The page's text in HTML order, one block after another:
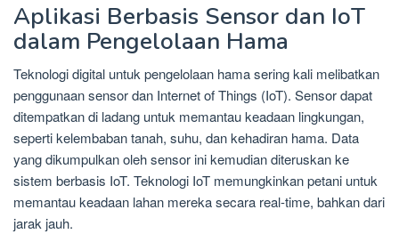
Aplikasi Berbasis Sensor dan IoT
dalam Pengelolaan Hama
Teknologi digital untuk pengelolaan hama sering kali melibatkan
penggunaan sensor dan Internet of Things (IoT). Sensor dapat
ditempatkan di ladang untuk memantau keadaan lingkungan,
seperti kelembaban tanah, suhu, dan kehadiran hama. Data
yang dikumpulkan oleh sensor ini kemudian diteruskan ke
sistem berbasis IoT. Teknologi IoT memungkinkan petani untuk
memantau keadaan lahan mereka secara real-time, bahkan dari
jarak jauh.